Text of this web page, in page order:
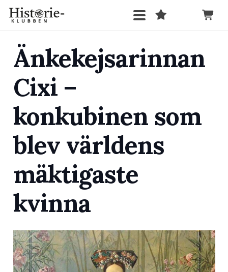
Änkekejsarinnan
Cixi –
konkubinen som
blev världens
mäktigaste
kvinna